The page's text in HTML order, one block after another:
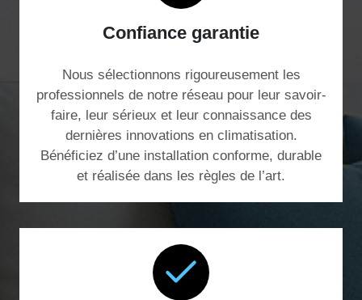
Confiance garantie
Nous sélectionnons rigoureusement les
professionnels de notre réseau pour leur savoir-
faire, leur sérieux et leur connaissance des
dernières innovations en climatisation.
Bénéficiez d’une installation conforme, durable
et réalisée dans les règles de l’art.